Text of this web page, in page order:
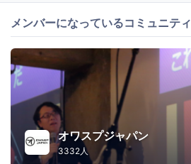
メンバーになっているコミュニティ
オワスプジャパン
3332人